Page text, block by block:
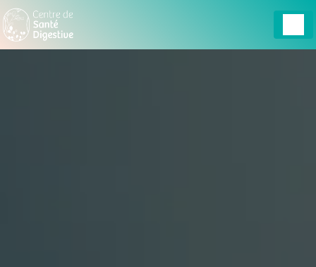
Panneau de gestion des cookies